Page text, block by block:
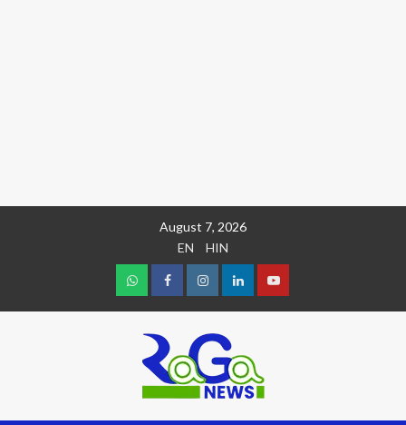
August 7, 2026
EN
HIN